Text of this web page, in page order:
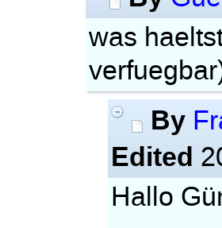
was
By
Edited
Hallo